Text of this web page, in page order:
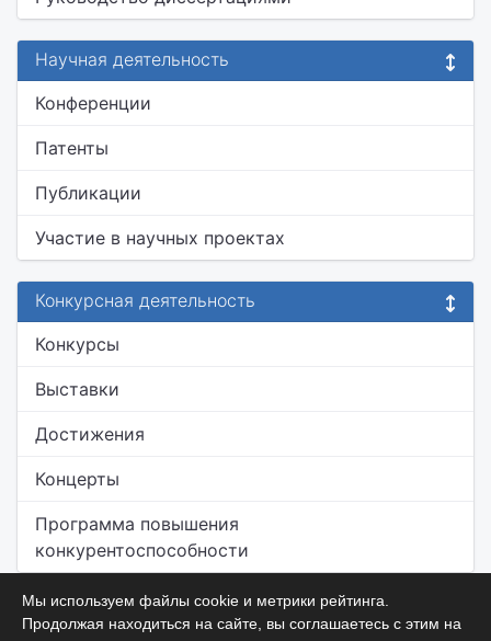
Научная деятельность
Конференции
Патенты
Публикации
Участие в научных проектах
Конкурсная деятельность
Конкурсы
Выставки
Достижения
Концерты
Программа повышения
конкурентоспособности
Мы используем файлы cookie и метрики рейтинга.
Продолжая находиться на сайте, вы соглашаетесь с этим на